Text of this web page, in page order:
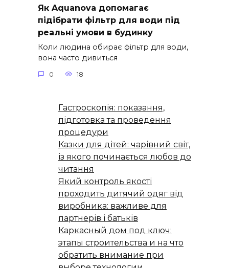
Як Aquanova допомагає
підібрати фільтр для води під
реальні умови в будинку
Коли людина обирає фільтр для води,
вона часто дивиться
0 18
Гастроскопія: показання,
підготовка та проведення
процедури
Казки для дітей: чарівний світ,
із якого починається любов до
читання
Який контроль якості
проходить дитячий одяг від
виробника: важливе для
партнерів і батьків
Каркасный дом под ключ:
этапы строительства и на что
обратить внимание при